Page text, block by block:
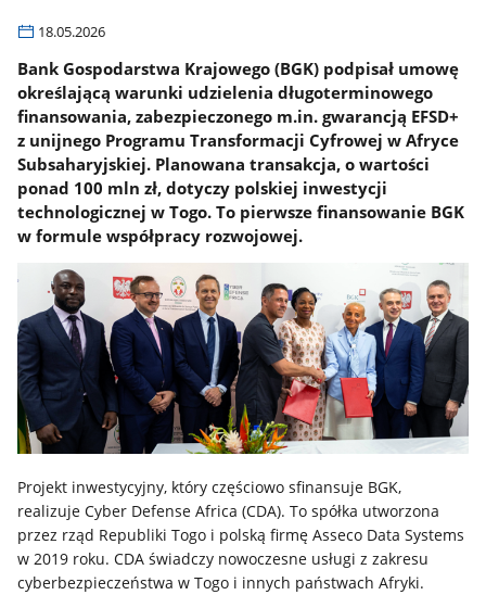
18.05.2026
Bank Gospodarstwa Krajowego (BGK) podpisał umowę
określającą warunki udzielenia długoterminowego
finansowania, zabezpieczonego m.in. gwarancją EFSD+
z unijnego Programu Transformacji Cyfrowej w Afryce
Subsaharyjskiej. Planowana transakcja, o wartości
ponad 100 mln zł, dotyczy polskiej inwestycji
technologicznej w Togo. To pierwsze finansowanie BGK
w formule współpracy rozwojowej.
Projekt inwestycyjny, który częściowo sfinansuje BGK,
realizuje Cyber Defense Africa (CDA). To spółka utworzona
przez rząd Republiki Togo i polską firmę Asseco Data Systems
w 2019 roku. CDA świadczy nowoczesne usługi z zakresu
cyberbezpieczeństwa w Togo i innych państwach Afryki.